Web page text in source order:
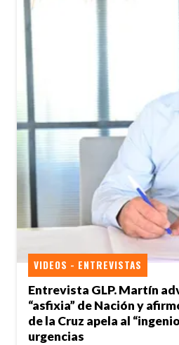
Entrevista GLP. Martín
“asfixia” de Nación y
de la Cruz apela al
urgencias
VIDEOS - ENTREVISTAS